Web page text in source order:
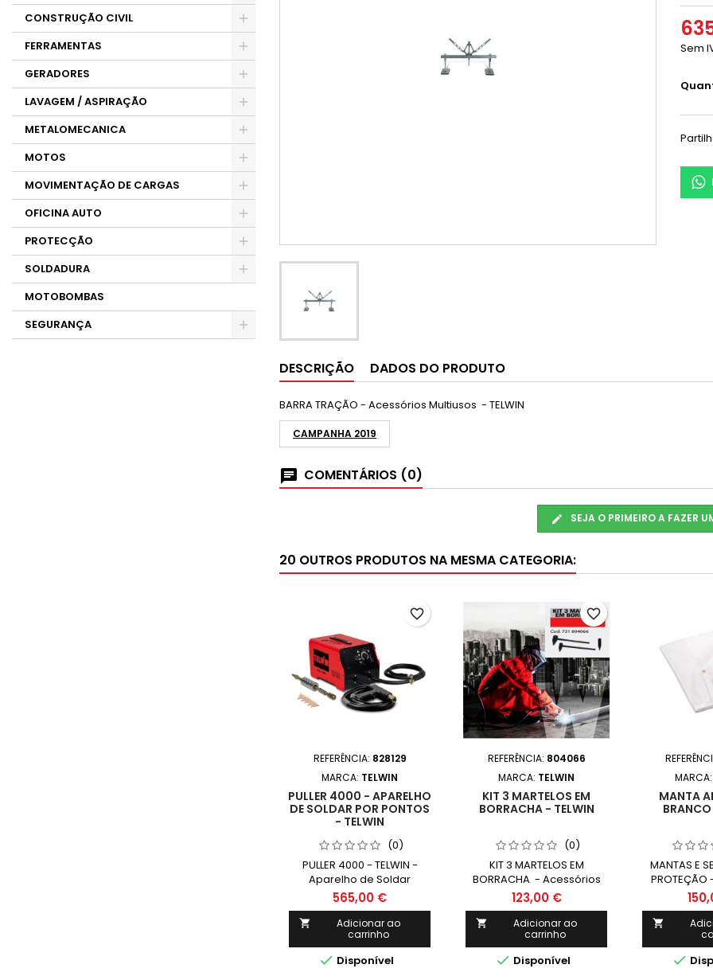
CONSTRUÇÃO CIVIL
FERRAMENTAS
GERADORES
LAVAGEM / ASPIRAÇÃO
METALOMECANICA
MOTOS
MOVIMENTAÇÃO DE CARGAS
OFICINA AUTO
PROTECÇÃO
SOLDADURA
MOTOBOMBAS
SEGURANÇA
Sem
DESCRIÇÃO DADOS DO PRODUTO
BARRA TRAÇÃO - Acessórios Multiusos - TELWIN
CAMPANHA 2019
COMENTÁRIOS (0)
SEJA O PRIMEIRO A FAZER
20 OUTROS PRODUTOS NA MESMA CATEGORIA:
REFERÊNCIA: 828129
MARCA: TELWIN
PULLER 4000 - APARELHO
DE SOLDAR POR PONTOS
- TELWIN
(0)
PULLER 4000 - TELWIN -
Aparelho de Soldar
565,00 €

Adicionar ao
carrinho
 Disponível
favorite_border
REFERÊNCIA: 804066
MARCA: TELWIN
KIT 3 MARTELOS EM
BORRACHA - TELWIN
(0)
KIT 3 MARTELOS EM
BORRACHA - Acessórios
Multiusos - TELWIN
123,00 €

Adicionar ao
carrinho
 Disponível
favorite_border
MARCA:
MANTA
MANTAS E

